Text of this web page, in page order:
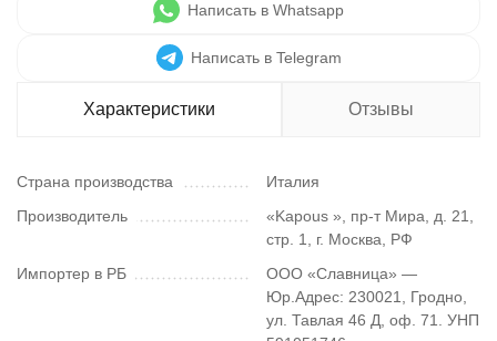
Написать в Whatsapp
Написать в Telegram
Характеристики Отзывы
Страна производства
Италия
Производитель
«Kapous », пр-т Мира, д. 21,
стр. 1, г. Москва, РФ
Импортер в РБ
ООО «Славница» —
Юр.Адрес: 230021, Гродно,
ул. Тавлая 46 Д, оф. 71. УНП